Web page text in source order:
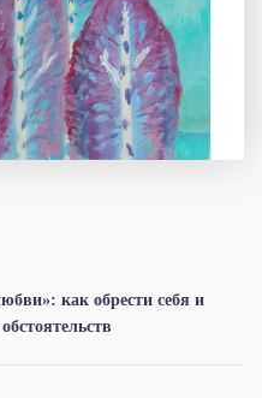
как обрести себя и